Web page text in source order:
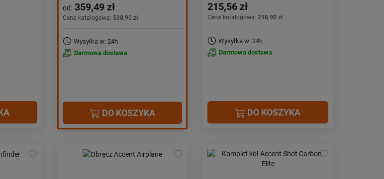
od:359,49 zł
Cena katalogowa: 538,90 zł
Wysyłka w: 24h
Darmowa dostawa
DO KOSZYKA
215,56 zł
Cena katalogowa:298,90 zł
Wysyłka w: 24h
Darmowa dostawa
DO KOSZYKA